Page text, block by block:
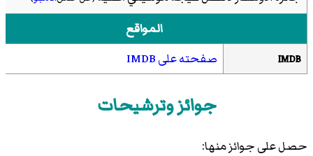
المواقع
IMDB صفحته على IMDB
جوائز وترشيحات
حصل على جوائز منها: